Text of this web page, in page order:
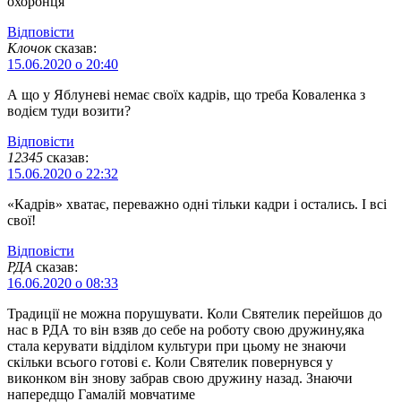
Відповіcти
Клочок сказав:
15.06.2020 о 20:40
А що у Яблуневі немає своїх кадрів, що треба Коваленка з
водієм туди возити?
Відповіcти
12345 сказав:
15.06.2020 о 22:32
«Кадрів» хватає, переважно одні тільки кадри і остались. І всі
свої!
Відповіcти
РДА сказав:
16.06.2020 о 08:33
Традиції не можна порушувати. Коли Святелик перейшов до
нас в РДА то він взяв до себе на роботу свою дружину,яка
стала керувати відділом культури при цьому не знаючи
скільки всього готові є. Коли Святелик повернувся у
виконком він знову забрав свою дружину назад. Знаючи
напередщо Гамалій мовчатиме